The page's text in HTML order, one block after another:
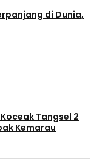
di Dunia,
Tangsel 2
Kemarau